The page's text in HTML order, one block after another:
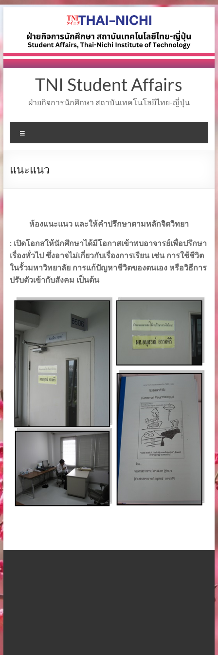
content
TNI Student Affairs
ฝ่ายกิจการนักศึกษา สถาบันเทคโนโลยีไทย-ญี่ปุ่น
แนะแนว
ห้องแนะแนว และให้คำปรึกษาตามหลักจิตวิทยา
: เปิดโอกสให้นักศึกษาได้มีโอกาสเข้าพบอาจารย์เพื่อปรึกษา
เรื่องทั่วไป ซึ่งอาจไม่เกี่ยวกับเรื่องการเรียน เช่น การใช้ชีวิต
ในรั้วมหาวิทยาลัย การแก้ปัญหาชีวิตของตนเอง หรือวิธีการ
ปรับตัวเข้ากับสังคม เป็นต้น